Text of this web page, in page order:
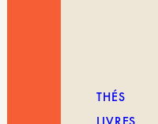
THÉS